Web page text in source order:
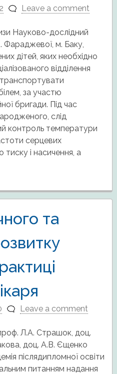
Leave a comment
Науково-дослідний
Фараджевої, м. Баку,
дітей, яких необхідно
відділення
транспортувати
за участю
бригади. Під час
слід
контроль температури
серцевих
тиску і насичення, а
та
Leave a comment
Л.А. Страшок, доц.
доц. А.В. Єщенко
післядипломної освіти
питанням надання